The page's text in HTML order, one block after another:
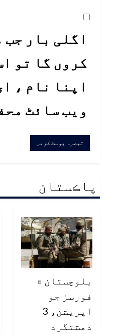
اگلی بار جب
کروں گا تو
اپنا نام ،
ویب سائٹ
پاڪستان
بلوچستان ۾
فورسز جو
آپريشن، 3
دهشتگرد